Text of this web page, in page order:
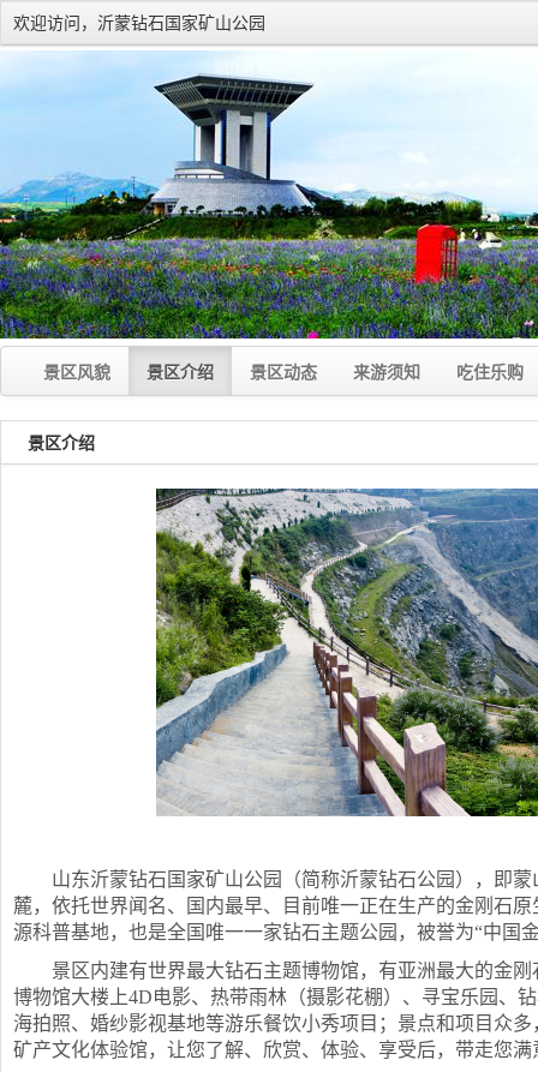
欢迎访问，沂蒙钻石国家矿山公园
景区风貌 景区介绍 景区动态 来游须知 吃住乐购
景区介绍
山东沂蒙钻石国家矿山公园（简称沂蒙钻石公园），即
麓，依托世界闻名、国内最早、目前唯一正在生产的金刚石
源科普基地，也是全国唯一一家钻石主题公园，被誉为“中国
景区内建有世界最大钻石主题博物馆，有亚洲最大的金
博物馆大楼上4D电影、热带雨林（摄影花棚）、寻宝乐园、
海拍照、婚纱影视基地等游乐餐饮小秀项目；景点和项目众
矿产文化体验馆，让您了解、欣赏、体验、享受后，带走您